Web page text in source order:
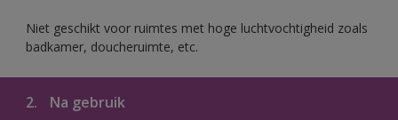
Niet geschikt voor ruimtes met hoge luchtvochtigheid zoals
badkamer, doucheruimte, etc.
2. Na gebruik